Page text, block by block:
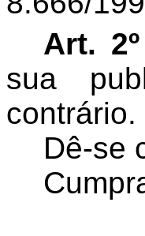
Art. 2º
sua
contrário.
Dê-se